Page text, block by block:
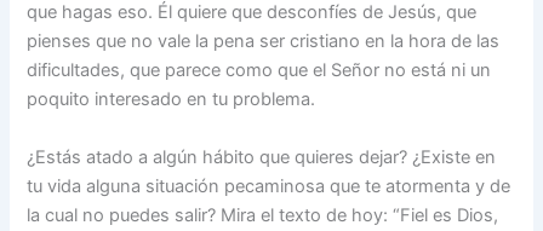
que hagas eso. Él quiere que desconfíes de Jesús, que
pienses que no vale la pena ser cristiano en la hora de las
dificultades, que parece como que el Señor no está ni un
poquito interesado en tu problema.
¿Estás atado a algún hábito que quieres dejar? ¿Existe en
tu vida alguna situación pecaminosa que te atormenta y de
la cual no puedes salir? Mira el texto de hoy: “Fiel es Dios,